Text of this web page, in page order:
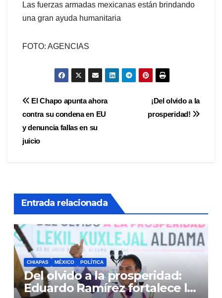
Las fuerzas armadas mexicanas están brindando
una gran ayuda humanitaria
FOTO: AGENCIAS
Navegación
de
entradas
¡Del olvido a la
prosperidad!
El Chapo apunta ahora
contra su condena en EU
y denuncia fallas en su
juicio
Entrada relacionada
CHIAPAS MÉXICO POLÍTICA
Del olvido a la prosperidad:
Eduardo Ramírez fortalece la